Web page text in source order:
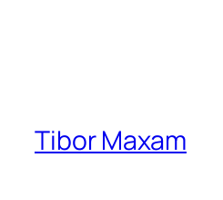
Tibor Maxam